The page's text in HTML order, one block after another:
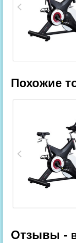
Похожие
Отзывы -